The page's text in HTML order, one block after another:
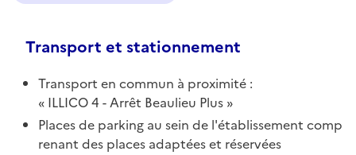
Transport et stationnement
Transport en commun à proximité :
ILLICO 4 - Arrêt Beaulieu Plus
Places de parking au sein de l'établissement comp
renant des places adaptées et réservées